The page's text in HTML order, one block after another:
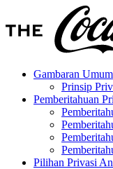
Gambaran Umum
Prinsip
Pemberitahuan
Pilihan Privasi